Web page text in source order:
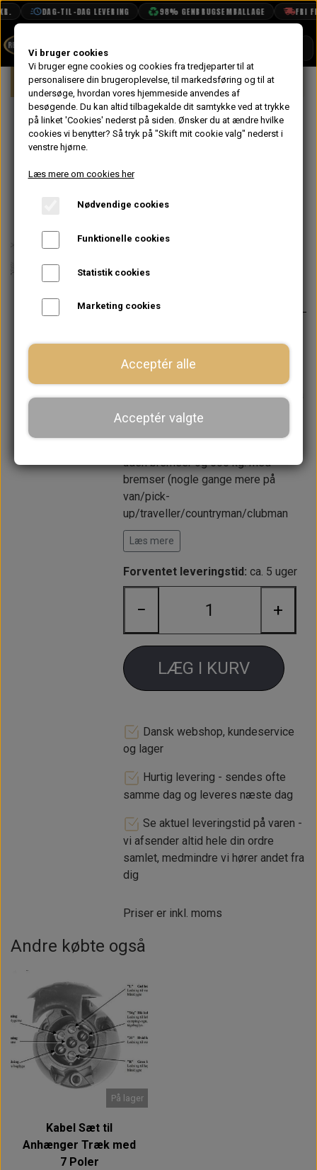
DAG-TIL-DAG LEVERING 98% GENBRUGSEMBALLAGE FRI
BOOK TID
PROJEKTER
TEKNISK DATA
VANDPOLERING
Forside Mini Eksteriør Anhænger Træk
Anhænger Træk
til
Varevogn/Pick
up
3.196,00 kr.
Er med typeplade, som betyder at
det er et godkendt og lovligt træk på
de danske veje.
uden bremser og 600 kg. med
bremser (nogle gange mere på
van/pick-
up/traveller/countryman/clubman
estate). Ved syn kan der med fordel
oplyses reg. nr. DG94366 som er en
af vores køretøjer med træk på.
Læs mere
Forventet leveringstid: ca. 5 uger
− +
LÆG I KURV
Dansk webshop, kundeservice
og lager
Hurtig levering - sendes ofte
samme dag og leveres næste dag
Se aktuel leveringstid på varen -
vi afsender altid hele din ordre
samlet, medmindre vi hører andet fra
dig
Priser er inkl. moms
Andre købte også
På lager
Kabel Sæt til
Anhænger Træk med
7 Poler
Vi bruger cookies
Vi bruger egne cookies og cookies fra tredjeparter til at
personalisere din brugeroplevelse, til markedsføring og til at
undersøge, hvordan vores hjemmeside anvendes af
besøgende. Du kan altid tilbagekalde dit samtykke ved at trykke
på linket 'Cookies' nederst på siden. Ønsker du at ændre hvilke
cookies vi benytter? Så tryk på "Skift mit cookie valg" nederst i
venstre hjørne.
Læs mere om cookies her
Nødvendige cookies
Funktionelle cookies
Statistik cookies
Marketing cookies
Acceptér alle
Acceptér valgte